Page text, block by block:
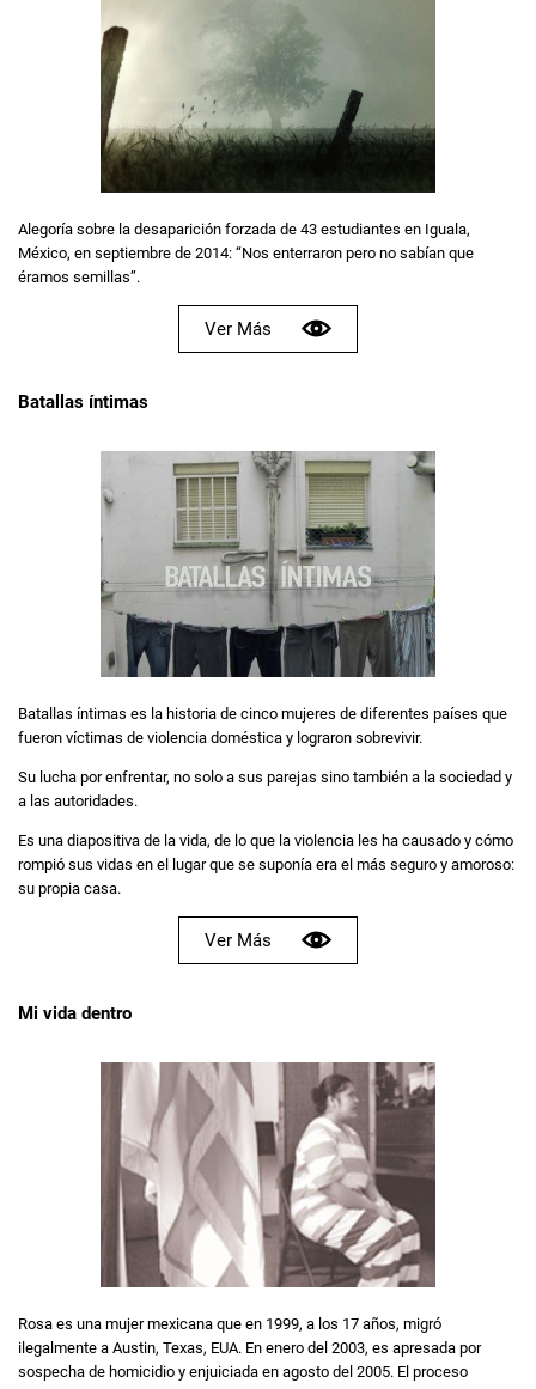
Alegoría sobre la desaparición forzada de 43 estudiantes en Iguala,
México, en septiembre de 2014: “Nos enterraron pero no sabían que
éramos semillas”.
Ver Más
Batallas íntimas
Batallas íntimas es la historia de cinco mujeres de diferentes países que
fueron víctimas de violencia doméstica y lograron sobrevivir.
Su lucha por enfrentar, no solo a sus parejas sino también a la sociedad y
a las autoridades.
Es una diapositiva de la vida, de lo que la violencia les ha causado y cómo
rompió sus vidas en el lugar que se suponía era el más seguro y amoroso:
su propia casa.
Ver Más
Mi vida dentro
Rosa es una mujer mexicana que en 1999, a los 17 años, migró
ilegalmente a Austin, Texas, EUA. En enero del 2003, es apresada por
sospecha de homicidio y enjuiciada en agosto del 2005. El proceso